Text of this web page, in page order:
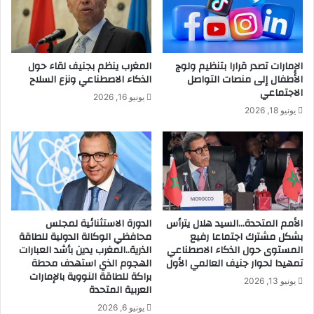
الإمارات تصدر قرارا بتنظيم ولوج
الأطفال إلى منصات التواصل
الاجتماعي
يونيو 18, 2026
المغرب ينظم بجنيف لقاء حول
الذكاء الاصطناعي ونزع السلاح
يونيو 16, 2026
الأمم المتحدة…السيد هلال يترأس
بشكل مشترك اجتماعا رفيع
المستوى حول الذكاء الاصطناعي
تمهيدا لحوار جنيف العالمي الأول
يونيو 13, 2026
الدورة الاستثنائية لمجلس
محافظي الوكالة الدولية للطاقة
الذرية..المغرب يدين بأشد العبارات
الهجوم الذي استهدف محطة
براكة للطاقة النووية بالإمارات
العربية المتحدة
يونيو 6, 2026